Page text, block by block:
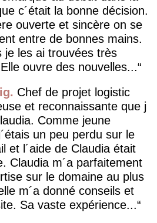
c´était la bonne décision.
ouverte et sincère on se
entre de bonnes mains.
je les ai trouvées très
ouvre des nouvelles...
Chef de projet logistic
et reconnaissante que j
Comme jeune
un peu perdu sur le
et l´aide de Claudia était
Claudia m´a parfaitement
sur le domaine au plus
m´a donné conseils et
Sa vaste expérience...